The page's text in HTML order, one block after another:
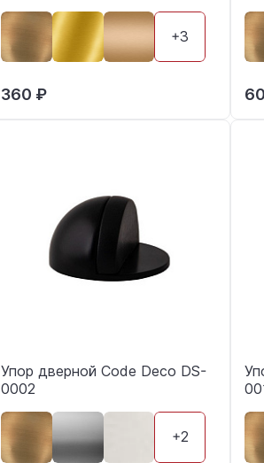
+3
360 ₽
Упор дверной Code Deco DS-
0002
+2